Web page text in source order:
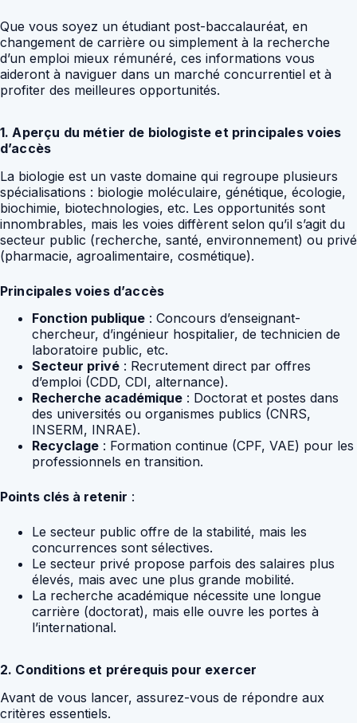
Que vous soyez un étudiant post-baccalauréat, en
changement de carrière ou simplement à la recherche
d’un emploi mieux rémunéré, ces informations vous
aideront à naviguer dans un marché concurrentiel et à
profiter des meilleures opportunités.
1. Aperçu du métier de biologiste et principales voies
d’accès
La biologie est un vaste domaine qui regroupe plusieurs
spécialisations : biologie moléculaire, génétique, écologie,
biochimie, biotechnologies, etc. Les opportunités sont
innombrables, mais les voies diffèrent selon qu’il s’agit du
secteur public (recherche, santé, environnement) ou privé
(pharmacie, agroalimentaire, cosmétique).
Principales voies d’accès
Fonction publique : Concours d’enseignant-
chercheur, d’ingénieur hospitalier, de technicien de
laboratoire public, etc.
Secteur privé : Recrutement direct par offres
d’emploi (CDD, CDI, alternance).
Recherche académique : Doctorat et postes dans
des universités ou organismes publics (CNRS,
INSERM, INRAE).
Recyclage : Formation continue (CPF, VAE) pour les
professionnels en transition.
Points clés à retenir :
Le secteur public offre de la stabilité, mais les
concurrences sont sélectives.
Le secteur privé propose parfois des salaires plus
élevés, mais avec une plus grande mobilité.
La recherche académique nécessite une longue
carrière (doctorat), mais elle ouvre les portes à
l’international.
2. Conditions et prérequis pour exercer
Avant de vous lancer, assurez-vous de répondre aux
critères essentiels.